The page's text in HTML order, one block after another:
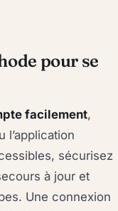
pour se
facilement,
l’application
sécurisez
à jour et
Une connexion